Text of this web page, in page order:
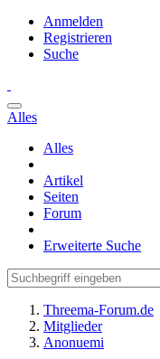
Anmelden
Registrieren
Suche
Alles
Alles
Artikel
Seiten
Forum
Erweiterte Suche
Threema-Forum.de
Mitglieder
Anonuemi